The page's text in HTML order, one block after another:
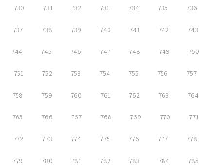
730 731 732 733 734 735 736
737 738 739 740 741 742 743
744 745 746 747 748 749 750
751 752 753 754 755 756 757
758 759 760 761 762 763 764
765 766 767 768 769 770 771
772 773 774 775 776 777 778
779 780 781 782 783 784 785